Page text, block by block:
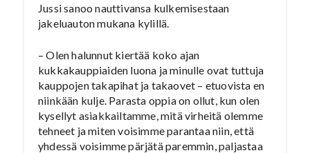
Jussi sanoo nauttivansa kulkemisestaan
jakeluauton mukana kylillä.
– Olen halunnut kiertää koko ajan
kukkakauppiaiden luona ja minulle ovat tuttuja
kauppojen takapihat ja takaovet – etuovista en
niinkään kulje. Parasta oppia on ollut, kun olen
kysellyt asiakkailtamme, mitä virheitä olemme
tehneet ja miten voisimme parantaa niin, että
yhdessä voisimme pärjätä paremmin, paljastaa